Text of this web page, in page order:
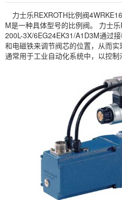
力士乐REXROTH比例阀
M是一种具体型号的比例阀。 力士
200L-3X/6EG24EK31/A1D3M通过
和电磁铁来调节阀芯的位置，从而
通常用于工业自动化系统中，以控制